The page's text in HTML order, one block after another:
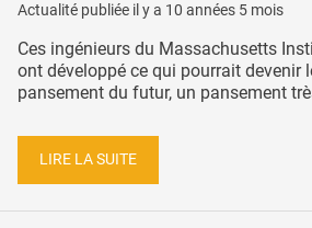
Actualité publiée il y a 10 années 5 mois
Ces ingénieurs du Massachusetts
ont développé ce qui pourrait devenir
pansement du futur, un pansement
LIRE LA SUITE